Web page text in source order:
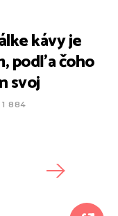
kávy je
podľa čoho
svoj
1 884